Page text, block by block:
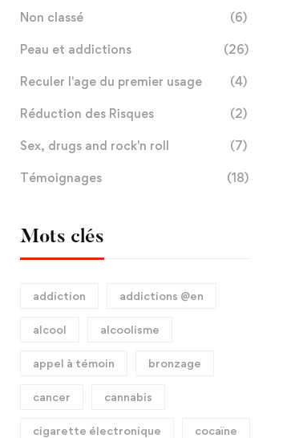
Non classé (6)
Peau et addictions (26)
Reculer l'age du premier usage (4)
Réduction des Risques (2)
Sex, drugs and rock'n roll (7)
Témoignages (18)
Mots clés
addiction addictions @en
alcool alcoolisme
appel à témoin bronzage
cancer cannabis
cigarette électronique cocaïne